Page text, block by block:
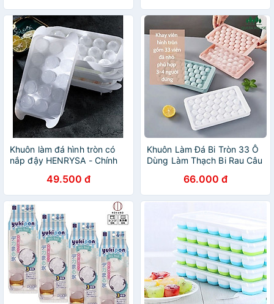
Khuôn làm đá hình tròn có
nắp đậy HENRYSA - Chính
49.500 đ
Khuôn Làm Đá Bi Tròn 33 Ô
Dùng Làm Thạch Bi Rau Câu
66.000 đ